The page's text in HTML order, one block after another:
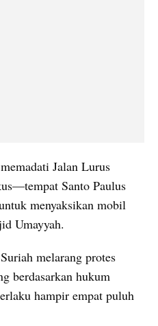
Jalan Lurus
Santo Paulus
menyaksikan mobil
Umayyah.
melarang protes
berdasarkan hukum
hampir empat puluh